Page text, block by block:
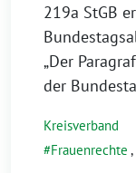
2022
219a StGB
„Der
der
Kreisverband
Frauenrechte ,